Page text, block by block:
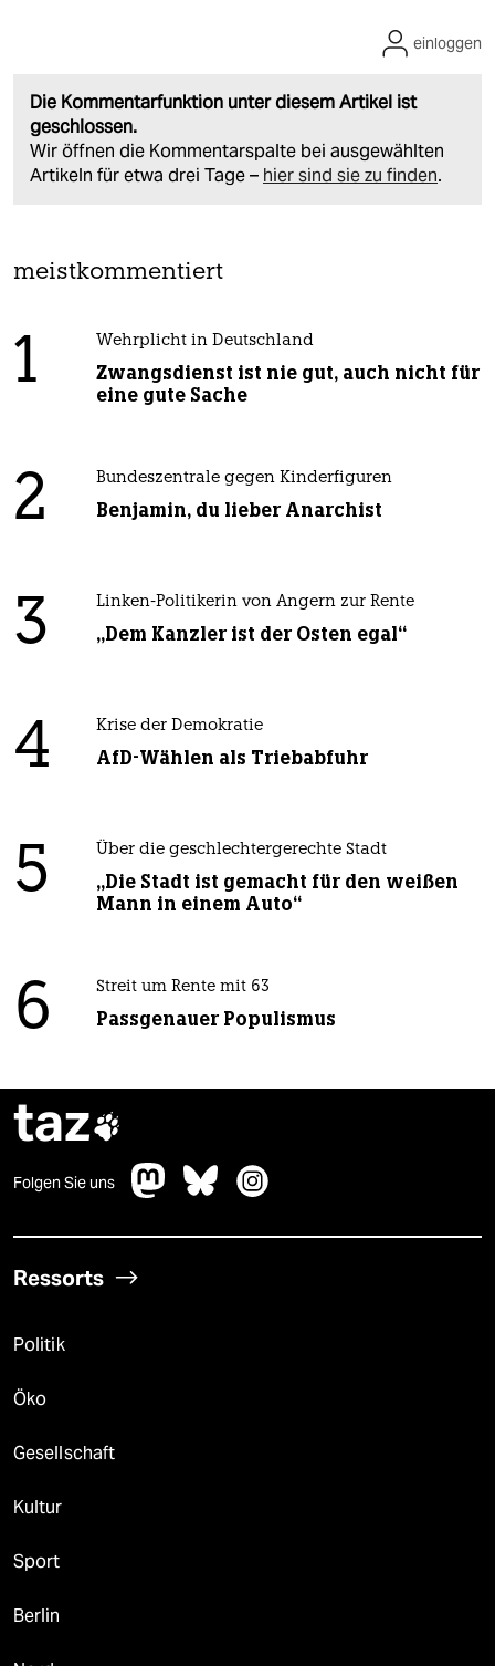
Die Kommentarfunktion unter diesem Artikel ist
geschlossen.
Wir öffnen die Kommentarspalte bei ausgewählten
Artikeln für etwa drei Tage – hier sind sie zu finden.
einloggen
meistkommentiert
1 Wehrplicht in Deutschland
Zwangsdienst ist nie gut, auch nicht für
eine gute Sache
2 Bundeszentrale gegen Kinderfiguren
Benjamin, du lieber Anarchist
3 Linken-Politikerin von Angern zur Rente
„Dem Kanzler ist der Osten egal“
4 Krise der Demokratie
AfD-Wählen als Triebabfuhr
5 Über die geschlechtergerechte Stadt
„Die Stadt ist gemacht für den weißen
Mann in einem Auto“
6 Streit um Rente mit 63
Passgenauer Populismus
taz
Folgen Sie uns
Ressorts
Politik
Öko
Gesellschaft
Kultur
Sport
Berlin